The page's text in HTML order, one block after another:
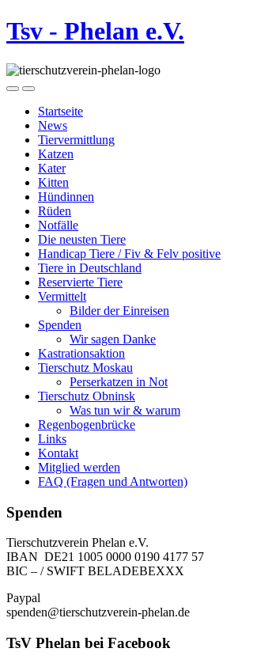
Tsv - Phelan e.V.
Startseite
News
Tiervermittlung
Katzen
Kater
Kitten
Hündinnen
Rüden
Notfälle
Die neusten Tiere
Handicap Tiere / Fiv & Felv positive
Tiere in Deutschland
Reservierte Tiere
Vermittelt
Bilder der Einreisen
Spenden
Wir sagen Danke
Kastrationsaktion
Tierschutz Moskau
Perserkatzen in Not
Tierschutz Obninsk
Was tun wir & warum
Regenbogenbrücke
Links
Kontakt
Mitglied werden
FAQ (Fragen und Antworten)
Spenden
Tierschutzverein Phelan e.V.
IBAN DE21 1005 0000 0190 4177 57
BIC – / SWIFT BELADEBEXXX
Paypal
spenden@tierschutzverein-phelan.de
TsV Phelan bei Facebook